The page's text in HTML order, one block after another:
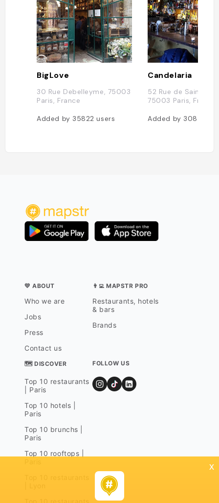
BigLove
30 Rue Debelleyme, 75003
Paris, France
Added by 35822users
Candelaria
52 Rue de
75003 Paris, France
Added by 30834
💛 ABOUT
Who we are
Jobs
Press
Contact us
👨‍💻 MAPSTR PRO
Restaurants, hotels
& bars
Brands
🗺 DISCOVER
Top 10 restaurants
| Paris
Top 10 hotels |
Paris
Top 10 brunchs |
Paris
Top 10 rooftops |
FOLLOW US
x